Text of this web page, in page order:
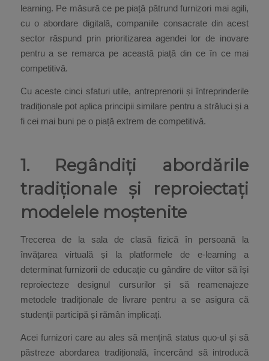
learning. Pe măsură ce pe piață pătrund furnizori mai agili,
cu o abordare digitală, companiile consacrate din acest
sector răspund prin prioritizarea agendei lor de inovare
pentru a se remarca pe această piață din ce în ce mai
competitivă.
Cu aceste cinci sfaturi utile, antreprenorii și întreprinderile
tradiționale pot aplica principii similare pentru a străluci și a
fi cei mai buni pe o piață extrem de competitivă.
1. Regândiți abordările
tradiționale și reproiectați
modelele moștenite
Trecerea de la sala de clasă fizică în persoană la
învățarea virtuală și la platformele de e-learning a
determinat furnizorii de educație cu gândire de viitor să își
reproiecteze designul cursurilor și să reamenajeze
metodele tradiționale de livrare pentru a se asigura că
studenții participă și rămân implicați.
Acei furnizori care au ales să mențină status quo-ul și să
păstreze abordarea tradițională, încercând să introducă